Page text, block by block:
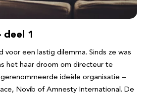
deel 1
een lastig dilemma. Sinds ze was
het haar droom om directeur te
ideële organisatie –
Novib of Amnesty International. De